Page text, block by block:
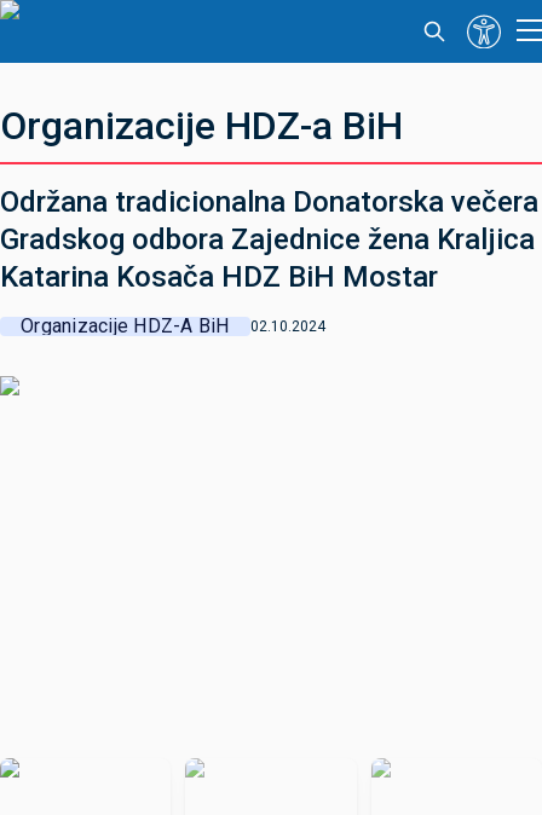
Organizacije HDZ-a BiH
Održana tradicionalna Donatorska večera
Gradskog odbora Zajednice žena Kraljica
Katarina Kosača HDZ BiH Mostar
Organizacije HDZ-A BiH 02.10.2024